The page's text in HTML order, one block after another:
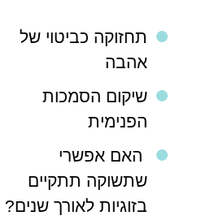
תחזוקה כביטוי של
אהבה
שיקום הסמכות
הפנימית
האם אפשרי
שתשוקה תתקיים
בזוגיות לאורך שנים?